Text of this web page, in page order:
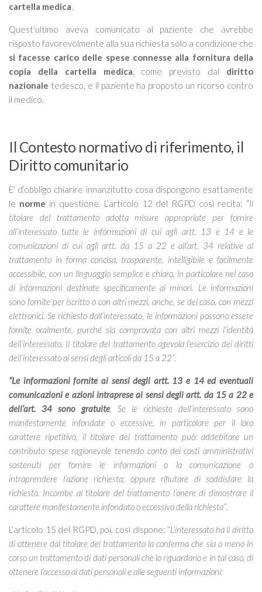
cartella medica.
Quest’ultimo aveva comunicato al paziente che avrebbe
risposto favorevolmente alla sua richiesta solo a condizione che
si facesse carico delle spese connesse alla fornitura della
copia della cartella medica, come previsto dal diritto
nazionale tedesco, e il paziente ha proposto un ricorso contro
il medico.
Il Contesto normativo di riferimento, il
Diritto comunitario
E’ d’obbligo chiarire innanzitutto cosa dispongono esattamente
le norme in questione. L’articolo 12 del RGPD così recita: “Il
titolare del trattamento adotta misure appropriate per fornire
all’interessato tutte le informazioni di cui agli artt. 13 e 14 e le
comunicazioni di cui agli artt. da 15 a 22 e all’art. 34 relative al
trattamento in forma concisa, trasparente, intelligibile e facilmente
accessibile, con un linguaggio semplice e chiaro, in particolare nel caso
di informazioni destinate specificamente ai minori. Le informazioni
sono fornite per iscritto o con altri mezzi, anche, se del caso, con mezzi
elettronici. Se richiesto dall’interessato, le informazioni possono essere
fornite oralmente, purché sia comprovata con altri mezzi l’identità
dell’interessato. Il titolare del trattamento agevola l’esercizio dei diritti
dell’interessato ai sensi degli articoli da 15 a 22”.
“Le informazioni fornite ai sensi degli artt. 13 e 14 ed eventuali
comunicazioni e azioni intraprese ai sensi degli artt. da 15 a 22 e
dell’art. 34 sono gratuite. Se le richieste dell’interessato sono
manifestamente infondate o eccessive, in particolare per il loro
carattere ripetitivo, il titolare del trattamento può: addebitare un
contributo spese ragionevole tenendo conto dei costi amministrativi
sostenuti per fornire le informazioni o la comunicazione o
intraprendere l’azione richiesta; oppure rifiutare di soddisfare la
richiesta. Incombe al titolare del trattamento l’onere di dimostrare il
carattere manifestamente infondato o eccessivo della richiesta”.
L’articolo 15 del RGPD, poi, così dispone: “L’interessato ha il diritto
di ottenere dal titolare del trattamento la conferma che sia o meno in
corso un trattamento di dati personali che lo riguardano e in tal caso, di
ottenere l’accesso ai dati personali e alle seguenti informazioni: